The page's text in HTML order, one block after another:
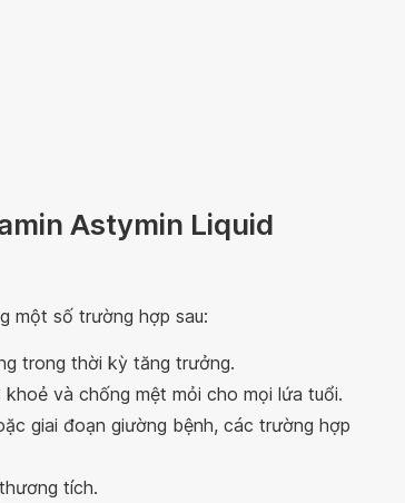
Astymin Liquid
một số trường hợp sau:
trong thời kỳ tăng trưởng.
và chống mệt mỏi cho mọi lứa tuổi.
giai đoạn giường bệnh, các trường hợp
tích.